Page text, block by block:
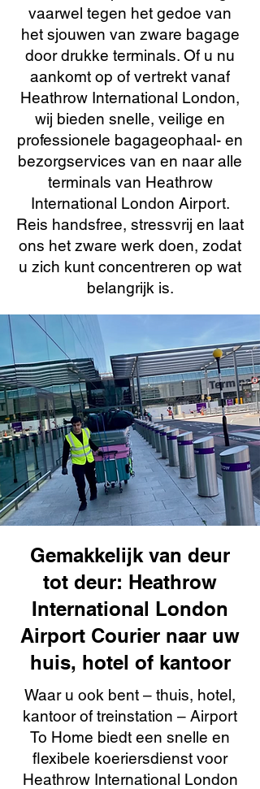
vaarwel tegen het gedoe van
het sjouwen van zware bagage
door drukke terminals. Of u nu
aankomt op of vertrekt vanaf
Heathrow International London,
wij bieden snelle, veilige en
professionele bagageophaal- en
bezorgservices van en naar alle
terminals van Heathrow
International London Airport.
Reis handsfree, stressvrij en laat
ons het zware werk doen, zodat
u zich kunt concentreren op wat
belangrijk is.
Gemakkelijk van deur
tot deur: Heathrow
International London
Airport Courier naar uw
huis, hotel of kantoor
Waar u ook bent – thuis, hotel,
kantoor of treinstation – Airport
To Home biedt een snelle en
flexibele koeriersdienst voor
Heathrow International London